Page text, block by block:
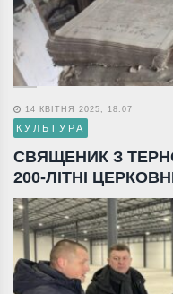
14 КВІТНЯ 2025, 18:07
КУЛЬТУРА
СВЯЩЕНИК З
200-ЛІТНІ